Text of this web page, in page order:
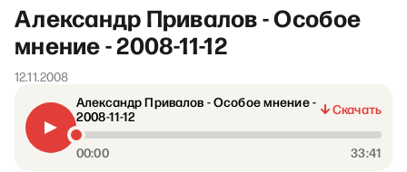
Александр Привалов - Особое
мнение - 2008-11-12
12.11.2008
Александр Привалов - Особое мнение -
2008-11-12
Скачать
00:00 33:41